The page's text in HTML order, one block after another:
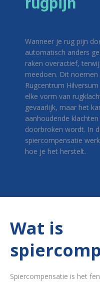
Wanneer je rug pijn
automatisch anders
raken overactief,
meedoen. Dit
Rugcentrum
elke vorm van
gevaarlijk, maar het
aanhoudende
doorbroken wordt. In
spiercompensatie
hoe je het herstelt.
Wat is
Spiercompensatie is het